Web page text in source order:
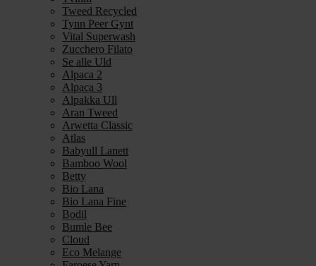
Tweed Recycled
Tynn Peer Gynt
Vital Superwash
Zucchero Filato
Se alle Uld
Alpaca 2
Alpaca 3
Alpakka Ull
Aran Tweed
Arwetta Classic
Atlas
Babyull Lanett
Bamboo Wool
Betty
Bio Lana
Bio Lana Fine
Bodil
Bumle Bee
Cloud
Eco Melange